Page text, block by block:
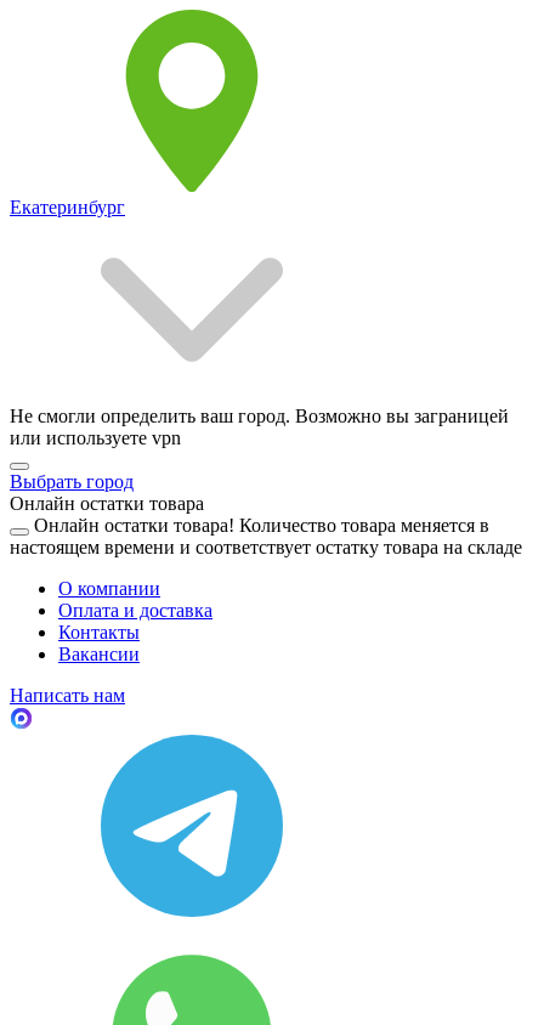
Екатеринбург
Не смогли определить ваш город. Возможно вы заграницей
или используете vpn
Выбрать город
Онлайн остатки товара
Онлайн остатки товара! Количество товара меняется в
настоящем времени и соответствует остатку товара на складе
О компании
Оплата и доставка
Контакты
Вакансии
Написать нам